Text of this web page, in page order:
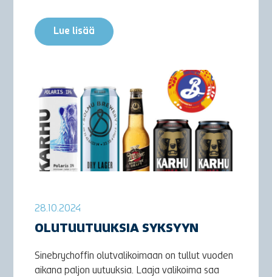
Lue lisää
28.10.2024
OLUTUUTUUKSIA SYKSYYN
Sinebrychoffin olutvalikoimaan on tullut vuoden
aikana paljon uutuuksia. Laaja valikoima saa